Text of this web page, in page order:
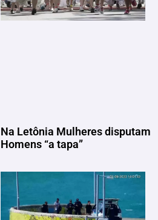
Na Letônia Mulheres disputam
Homens “a tapa”